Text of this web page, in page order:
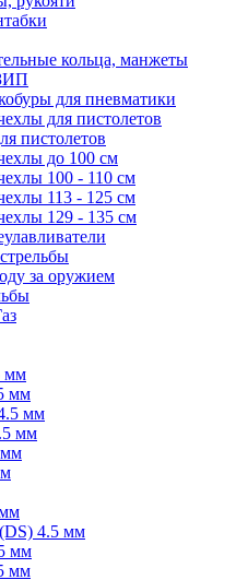
кольца, манжеты
для пневматики
для пистолетов
пистолетов
до 100 см
100 - 110 см
113 - 125 см
129 - 135 см
за оружием
мм
мм
мм
мм
4.5 мм
мм
мм